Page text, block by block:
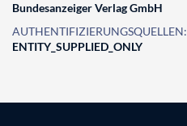
Bundesanzeiger Verlag GmbH
AUTHENTIFIZIERUNGSQUELLEN:
ENTITY_SUPPLIED_ONLY